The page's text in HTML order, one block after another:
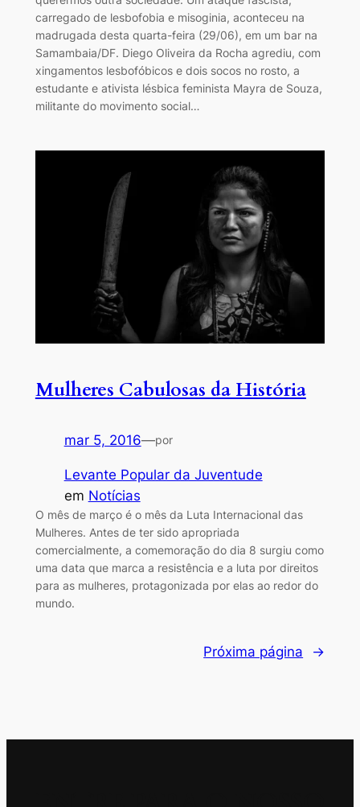
carregado de lesbofobia e misoginia, aconteceu na
madrugada desta quarta-feira (29/06), em um bar na
Samambaia/DF. Diego Oliveira da Rocha agrediu, com
xingamentos lesbofóbicos e dois socos no rosto, a
estudante e ativista lésbica feminista Mayra de Souza,
militante do movimento social…
Mulheres Cabulosas da História
mar 5, 2016—por
Levante Popular da Juventude
em Notícias
O mês de março é o mês da Luta Internacional das
Mulheres. Antes de ter sido apropriada
comercialmente, a comemoração do dia 8 surgiu como
uma data que marca a resistência e a luta por direitos
para as mulheres, protagonizada por elas ao redor do
mundo.
Próxima página →